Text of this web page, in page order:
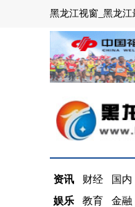
黑龙江视窗_黑龙
资讯 财经 国内
娱乐
教育 金融